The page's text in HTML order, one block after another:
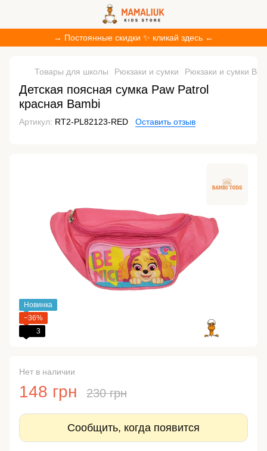
→ Постоянные скидки ✨ кликай здесь ←
Товары для школы Рюкзаки и сумки Рюкзаки и сумки
Детская поясная сумка Paw Patrol
красная Bambi
Артикул: RT2-PL82123-RED Оставить отзыв
Новинка
−36%
3
Нет в наличии
148 грн 230 грн
Сообщить, когда появится